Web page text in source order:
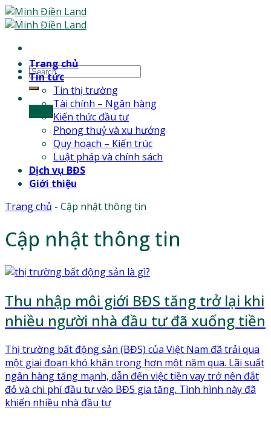
Skip
to
Trang chủ
Tin tức
Tin thị trường
Tài chính – Ngân hàng
Kiến thức đầu tư
Phong thuỷ và xu hướng
Quy hoạch – Kiến trúc
Luật pháp và chính sách
Dịch vụ BĐS
Giới thiệu
Trang chủ - Cập nhật thông tin
Cập nhật thông tin
Thu nhập môi giới BĐS tăng trở lại khi
nhiều người nhà đầu tư đã xuống tiền
Thị trường bất động sản (BĐS) của Việt Nam đã trải qua
một giai đoạn khó khăn trong hơn một năm qua. Lãi suất
ngân hàng tăng mạnh, dẫn đến việc tiền vay trở nên đắt
đỏ và chi phí đầu tư vào BĐS gia tăng. Tình hình này đã
khiến nhiều nhà đầu tư